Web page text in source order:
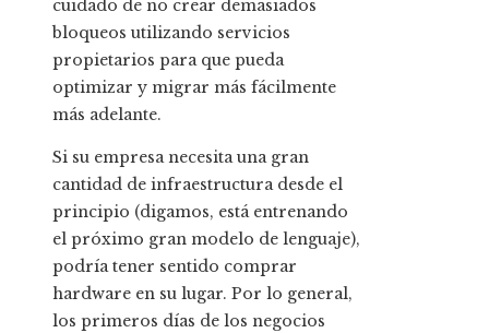
cuidado de no crear demasiados
bloqueos utilizando servicios
propietarios para que pueda
optimizar y migrar más fácilmente
más adelante.
Si su empresa necesita una gran
cantidad de infraestructura desde el
principio (digamos, está entrenando
el próximo gran modelo de lenguaje),
podría tener sentido comprar
hardware en su lugar. Por lo general,
los primeros días de los negocios